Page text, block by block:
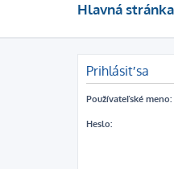
Hlavná stránka
Prihlásiť sa
Používateľské meno:
Heslo: